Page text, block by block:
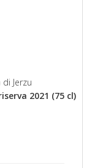
Jerzu
2021 (75 cl)